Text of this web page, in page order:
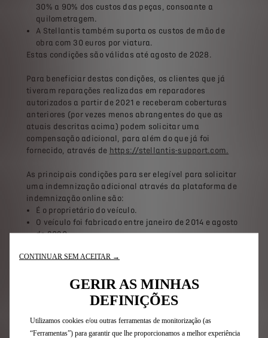
30% a 90% dos custos das peças, consoante a
quilometragem.
A Stellantis também suporta os custos de mão de
obra com 30 euros por viatura.
Estas condições são válidas até agosto de 2028.
Para beneficiar destas condições, os clientes que já
tiveram reparações realizadas em reparadores
autorizados a partir de 2021 e receberam coberturas
anteriores (por vezes menos abrangentes do que as
atuais descritas acima) podem solicitar uma
compensação adicional, para além do que já foi
fornecido, através de https://stellantis-support.com.
As principais condições para ser elegível para solicitar
uma indemnização adicional através da plataforma de
indemnização online são:
É o proprietário do veículo.
O veículo foi fabricado entre janeiro de 2014 e agosto
de 2020.
fabricante.
dentro da rede Stellantis após 1 de janeiro de 2021 e
antes de dezembro de 2023.
Já recebeu uma contribuição com base numa
cobertura especial anterior dedicada ao depósito de
ureia.
CONTINUAR SEM ACEITAR →
GERIR AS MINHAS
DEFINIÇÕES
Utilizamos cookies e/ou outras ferramentas de monitorização (as
“Ferramentas”) para garantir que lhe proporcionamos a melhor experiência